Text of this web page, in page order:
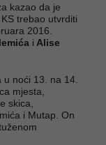
kazao da je
trebao utvrditi
2016.
i Alise
noći 13. na 14.
mjesta,
skica,
i Mutap. On